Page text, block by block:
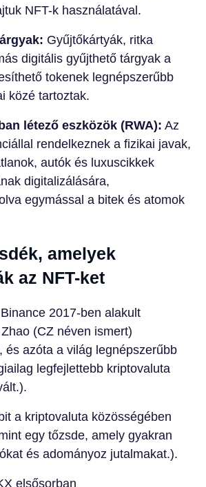
NFT-k használatával.
Gyűjtőkártyák, ritka
digitális gyűjthető tárgyak a
tokenek legnépszerűbb
közé tartoztak.
létező eszközök (RWA): Az
rendelkeznek a fizikai javak,
autók és luxuscikkek
digitalizálására,
egymással a bitek és atomok
amelyek
az NFT-ket
2017-ben alakult
(CZ néven ismert)
és azóta a világ legnépszerűbb
legfejlettebb kriptovaluta
a kriptovaluta közösségében
egy tőzsde, amely gyakran
és adományoz jutalmakat.).
elsősorban